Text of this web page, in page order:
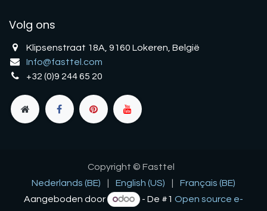
Volg ons
Klipsenstraat 18A, 9160 Lokeren, België
Info@fasttel.com
+32 (0)9 244 65 20
Copyright © Fasttel
Nederlands (BE)
English (US)
Français (BE)
Aangeboden door
- De #1 Open source e-